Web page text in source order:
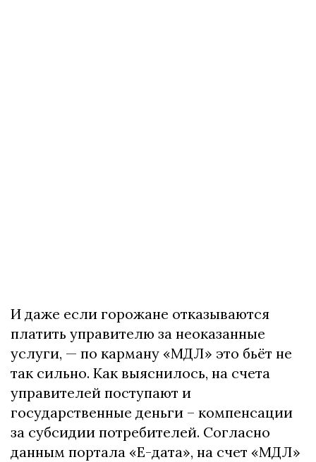
И даже если горожане отказываются
платить управителю за неоказанные
услуги, — по карману «МДЛ» это бьёт не
так сильно. Как выяснилось, на счета
управителей поступают и
государственные деньги – компенсации
за субсидии потребителей. Согласно
данным портала «Е-дата», на счет «МДЛ»